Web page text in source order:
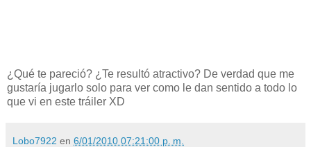
¿Qué te pareció? ¿Te resultó atractivo? De verdad que me
gustaría jugarlo solo para ver como le dan sentido a todo lo
que vi en este tráiler XD
Lobo7922 en 6/01/2010 07:21:00 p. m.